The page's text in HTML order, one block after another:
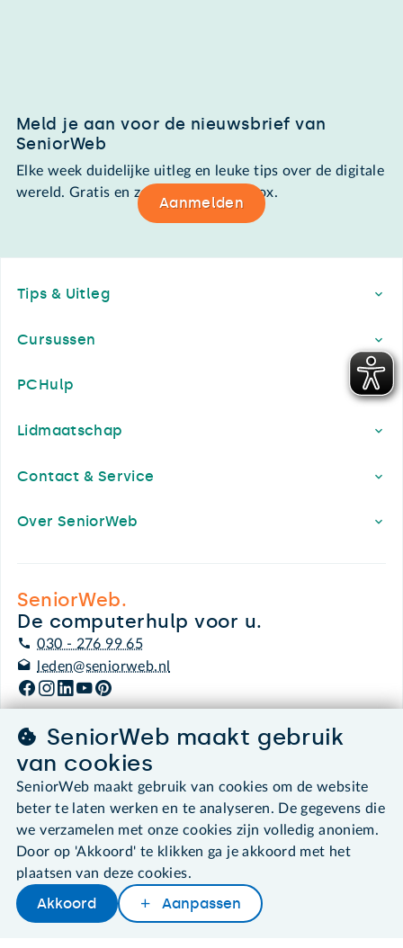
Later lezen Delen Woordenboek
Meld je aan voor de nieuwsbrief van
SeniorWeb
Elke week duidelijke uitleg en leuke tips over de digitale
wereld. Gratis en zomaar in de mailbox.
Aanmelden
Tips & Uitleg
Cursussen
PCHulp
Lidmaatschap
Contact & Service
Over SeniorWeb
SeniorWeb.
De computerhulp voor u.
030 - 276 99 65
leden@seniorweb.nl
©2026 SeniorWeb
Algemene voorwaarden
Cookies en cookie-instellingen
Disclaimer
Privacybeleid
About SeniorWeb
SeniorWeb maakt gebruik
van cookies
SeniorWeb maakt gebruik van cookies om de website
beter te laten werken en te analyseren. De gegevens die
we verzamelen met onze cookies zijn volledig anoniem.
Door op 'Akkoord' te klikken ga je akkoord met het
plaatsen van deze cookies.
Akkoord Aanpassen